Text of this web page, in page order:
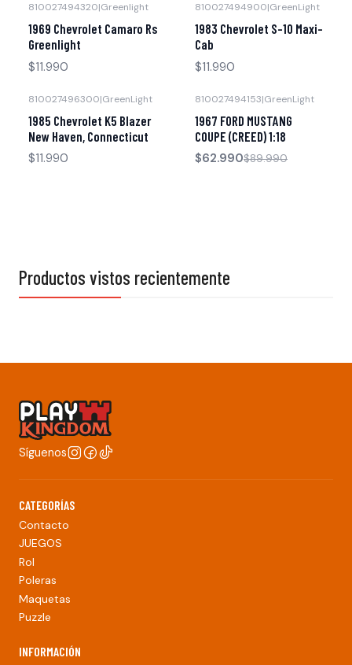
810027494320|Greenlight
1969 Chevrolet Camaro Rs
Greenlight
$11.990
810027494900|GreenLight
1983 Chevrolet S-10 Maxi-
Cab
$11.990
810027496300|GreenLight
1985 Chevrolet K5 Blazer
New Haven, Connecticut
$11.990
Agotado
810027494153|GreenLight
1967 FORD MUSTANG
COUPE (CREED) 1:18
$62.990$89.990
Productos vistos recientemente
Síguenos
CATEGORÍAS
Contacto
JUEGOS
Rol
Poleras
Maquetas
Puzzle
INFORMACIÓN